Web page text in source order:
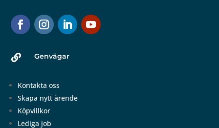
 Genvägar
Kontakta oss
Skapa nytt ärende
Köpvillkor
Lediga job